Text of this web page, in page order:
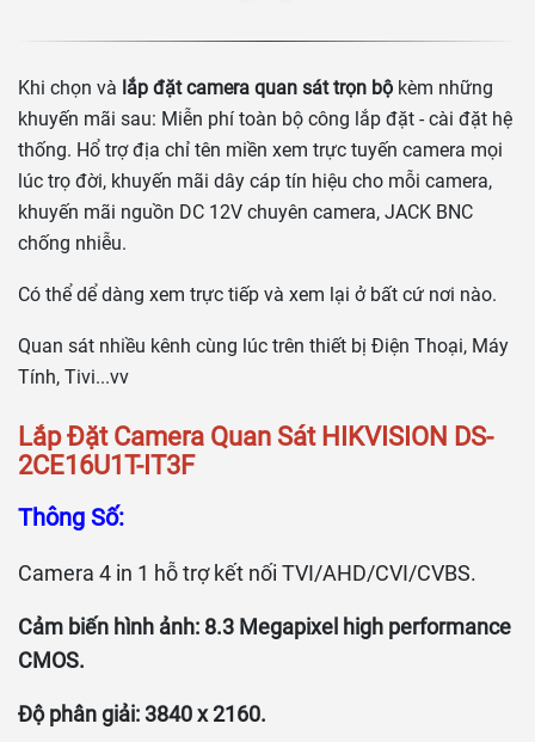
Khi chọn và lắp đặt camera quan sát trọn bộ kèm những
khuyến mãi sau: Miễn phí toàn bộ công lắp đặt - cài đặt hệ
thống. Hổ trợ địa chỉ tên miền xem trực tuyến camera mọi
lúc trọ đời, khuyến mãi dây cáp tín hiệu cho mỗi camera,
khuyến mãi nguồn DC 12V chuyên camera, JACK BNC
chống nhiễu.
Có thể dể dàng xem trực tiếp và xem lại ở bất cứ nơi nào.
Quan sát nhiều kênh cùng lúc trên thiết bị Điện Thoại, Máy
Tính, Tivi...vv
Lắp Đặt Camera Quan Sát HIKVISION DS-
2CE16U1T-IT3F
Thông Số:
Camera 4 in 1 hỗ trợ kết nối TVI/AHD/CVI/CVBS.
Cảm biến hình ảnh: 8.3 Megapixel high performance
CMOS.
Độ phân giải: 3840 x 2160.